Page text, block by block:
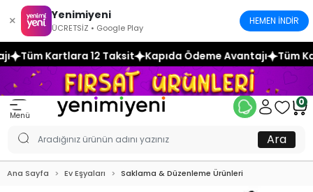
× Yenimiyeni
ÜCRETSİZ • Google Play
HEMEN İNDİR
Taksit Kapıda Ödeme Avantajı Tüm Kartlara 12 Taksit
Menü
0
Ara
Ana Sayfa Ev Eşyaları Saklama & Düzenleme Ürünleri